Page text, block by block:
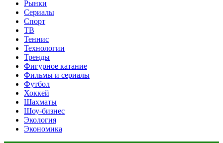
Рынки
Сериалы
Спорт
ТВ
Теннис
Технологии
Тренды
Фигурное катание
Фильмы и сериалы
Футбол
Хоккей
Шахматы
Шоу-бизнес
Экология
Экономика